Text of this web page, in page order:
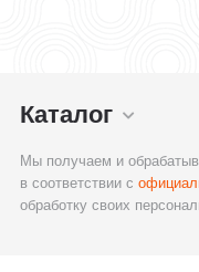
Каталог
Мы получаем и
в соответствии с
обработку своих